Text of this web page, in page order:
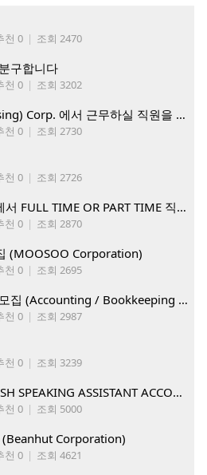
천 0 | 조회 2470
구합니다
천 0 | 조회 3202
EGP(East Green Purchasing) Corp. 에서 근무하실 직원을 아래와 같이 모집합니다.
천 0 | 조회 2730
천 0 | 조회 2726
LYNNWOOD 지역 CPA 에서 FULL TIME OR PART TIME 직원을 찾습니다
천 0 | 조회 2870
(MOOSOO Corporation)
천 0 | 조회 2695
Young Ocean, Inc. 직원 모집 (Accounting / Bookkeeping 분야)
천 0 | 조회 2987
천 0 | 조회 3239
HIRING KOREAN/ENGLISH SPEAKING ASSISTANT ACCOUNT MANAGER
천 0 | 조회 5000
Corporation)
천 0 | 조회 4621